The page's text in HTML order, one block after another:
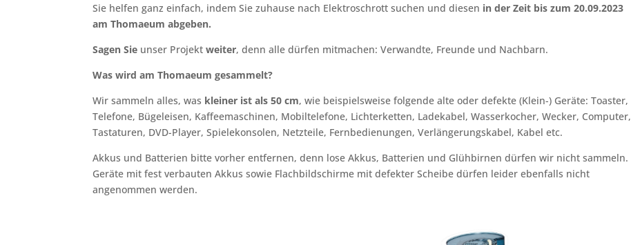
Sie helfen ganz einfach, indem Sie zuhause nach Elektroschrott suchen und diesen in der Zeit bis zum 20.09.2023
am Thomaeum abgeben.
Sagen Sie unser Projektweiter, denn alle dürfen mitmachen: Verwandte, Freunde und Nachbarn.
Was wird am Thomaeum gesammelt?
Wir sammeln alles, was kleiner ist als 50 cm, wie beispielsweise folgende alte oder defekte (Klein-) Geräte: Toaster,
Telefone, Bügeleisen, Kaffeemaschinen, Mobiltelefone, Lichterketten, Ladekabel, Wasserkocher, Wecker, Computer,
Tastaturen, DVD-Player, Spielekonsolen, Netzteile, Fernbedienungen, Verlängerungskabel, Kabel etc.
Akkus und Batterien bitte vorher entfernen, denn lose Akkus, Batterien und Glühbirnen dürfen wir nicht sammeln.
Geräte mit fest verbauten Akkus sowie Flachbildschirme mit defekter Scheibe dürfen leider ebenfalls nicht
angenommen werden.